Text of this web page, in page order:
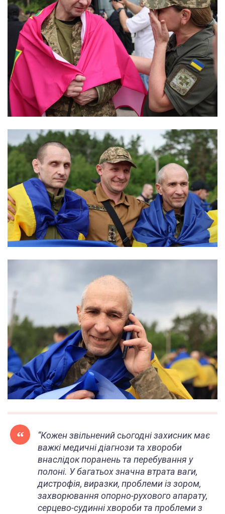
“Кожен звільнений сьогодні захисник має
важкі медичні діагнози та хвороби
внаслідок поранень та перебування у
полоні. У багатьох значна втрата ваги,
дистрофія, виразки, проблеми із зором,
захворювання опорно-рухового апарату,
серцево-судинні хвороби та проблеми з